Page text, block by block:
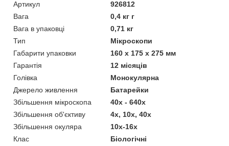
Артикул
926812
Вага
0,4 кг г
Вага в упаковці
0,71 кг
Тип
Мікроскопи
Габарити упаковки
160 х 175 х 275 мм
Гарантія
12 місяців
Голівка
Монокулярна
Джерело живлення
Батарейки
Збільшення мікроскопа
40х - 640x
Збільшення об'єктиву
4х, 10х, 40х
Збільшення окуляра
10х-16х
Клас
Біологічні